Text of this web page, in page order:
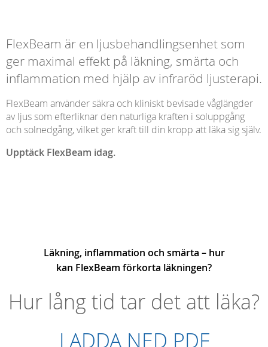
FlexBeam är en ljusbehandlingsenhet som
ger maximal effekt på läkning, smärta och
inflammation med hjälp av infraröd ljusterapi.
FlexBeam använder säkra och kliniskt bevisade våglängder
av ljus som efterliknar den naturliga kraften i soluppgång
och solnedgång, vilket ger kraft till din kropp att läka sig själv.
Upptäck FlexBeam idag.
Läkning, inflammation och smärta – hur
kan FlexBeam förkorta läkningen?
Hur lång tid tar det att läka?
LADDA NED PDF